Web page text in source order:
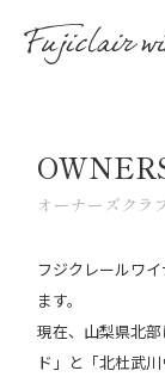
オーナーズクラ
フジクレールワ
ます。
現在、山梨県北
ド」と「北杜武